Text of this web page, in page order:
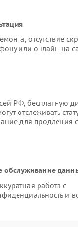
отсутствие
или онлайн на
РФ, бесплатную
отслеживать
для продления
обслуживание
работа с
и